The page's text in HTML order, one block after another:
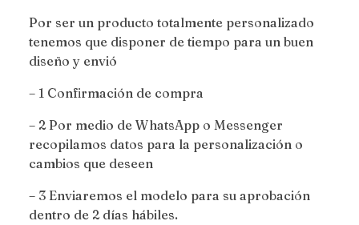
Por ser un producto totalmente personalizado
tenemos que disponer de tiempo para un buen
diseño y envió
– 1 Confirmación de compra
– 2 Por medio de WhatsApp o Messenger
recopilamos datos para la personalización o
cambios que deseen
– 3 Enviaremos el modelo para su aprobación
dentro de 2 días hábiles.